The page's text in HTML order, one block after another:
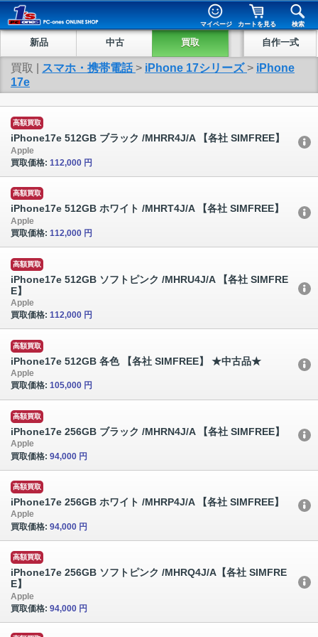
マイページ カートを見る 検索
新品 中古 買取 自作一式
買取 | スマホ・携帯電話 > iPhone 17シリーズ > iPhone
17e
高額買取
iPhone17e 512GB ブラック /MHRR4J/A 【各社 SIMFREE】
Apple
買取価格: 112,000 円
高額買取
iPhone17e 512GB ホワイト /MHRT4J/A 【各社 SIMFREE】
Apple
買取価格: 112,000 円
高額買取
iPhone17e 512GB ソフトピンク /MHRU4J/A 【各社 SIMFRE
E】
Apple
買取価格: 112,000 円
高額買取
iPhone17e 512GB 各色 【各社 SIMFREE】 ★中古品★
Apple
買取価格: 105,000 円
高額買取
iPhone17e 256GB ブラック /MHRN4J/A 【各社 SIMFREE】
Apple
買取価格: 94,000 円
高額買取
iPhone17e 256GB ホワイト /MHRP4J/A 【各社 SIMFREE】
Apple
買取価格: 94,000 円
高額買取
iPhone17e 256GB ソフトピンク /MHRQ4J/A【各社 SIMFRE
E】
Apple
買取価格: 94,000 円